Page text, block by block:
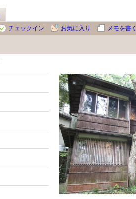
チェックイン お気に入り メモを書く